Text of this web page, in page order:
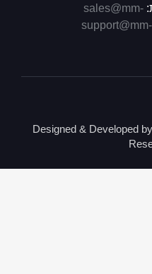
sales@mm-
® Designed & Developed